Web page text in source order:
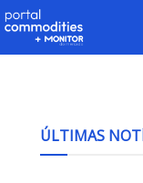
ÚLTIMAS